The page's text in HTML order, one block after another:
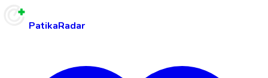
PatikaRadar